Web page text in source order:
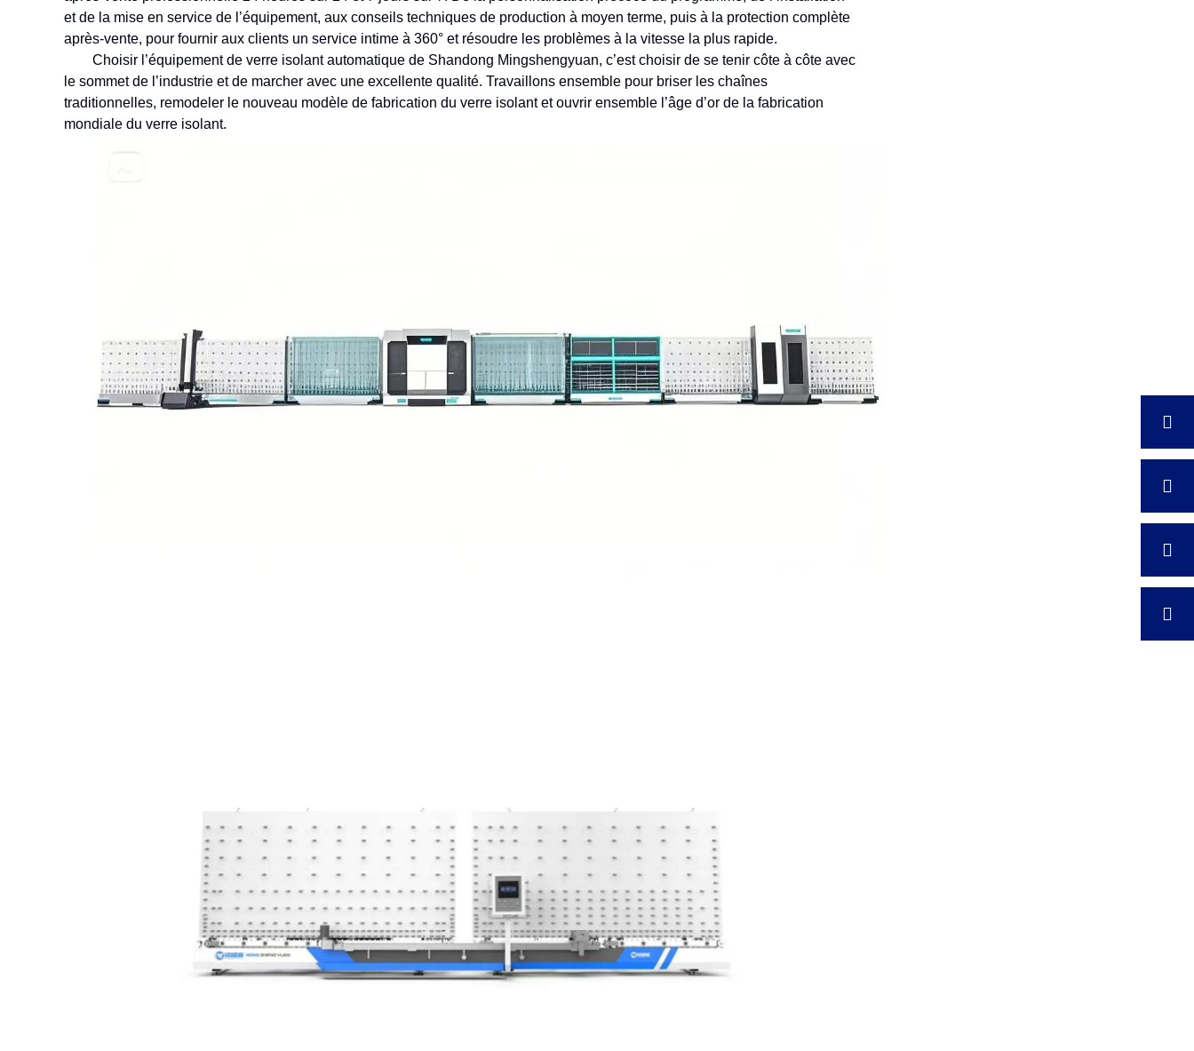
et de la mise en service de l’équipement, aux conseils techniques de production à moyen terme, puis à la protection complète
après-vente, pour fournir aux clients un service intime à 360° et résoudre les problèmes à la vitesse la plus rapide.
Choisir l’équipement de verre isolant automatique de Shandong Mingshengyuan, c’est choisir de se tenir côte à côte avec
le sommet de l’industrie et de marcher avec une excellente qualité. Travaillons ensemble pour briser les chaînes
traditionnelles, remodeler le nouveau modèle de fabrication du verre isolant et ouvrir ensemble l’âge d’or de la fabrication
mondiale du verre isolant.